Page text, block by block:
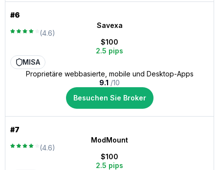
#6
Savexa
(4.6)
$100
2.5 pips
MISA
Proprietäre webbasierte, mobile und Desktop-Apps
9.1 /10
Besuchen Sie Broker
#7
ModMount
(4.6)
$100
2.5 pips